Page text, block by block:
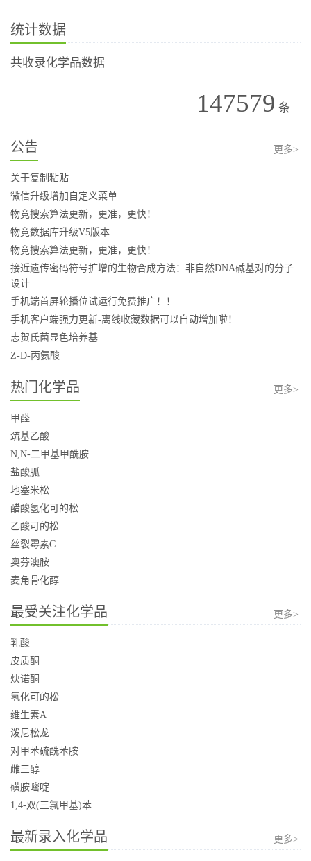
统计数据
共收录化学品数据
147579 条
公告 更多>
关于复制粘贴
微信升级增加自定义菜单
物竞搜索算法更新，更准，更快！
物竞数据库升级V5版本
物竞搜索算法更新，更准，更快！
接近遗传密码符号扩增的生物合成方法：非自然DNA碱基对的分子
设计
手机端首屏轮播位试运行免费推广！！
手机客户端强力更新-离线收藏数据可以自动增加啦！
志贺氏菌显色培养基
Z-D-丙氨酸
热门化学品 更多>
甲醛
巯基乙酸
N,N-二甲基甲酰胺
盐酸胍
地塞米松
醋酸氢化可的松
乙酸可的松
丝裂霉素C
奥芬澳胺
麦角骨化醇
最受关注化学品 更多>
乳酸
皮质酮
炔诺酮
氢化可的松
维生素A
泼尼松龙
对甲苯硫酰苯胺
雌三醇
磺胺嘧啶
1,4-双(三氯甲基)苯
最新录入化学品 更多>